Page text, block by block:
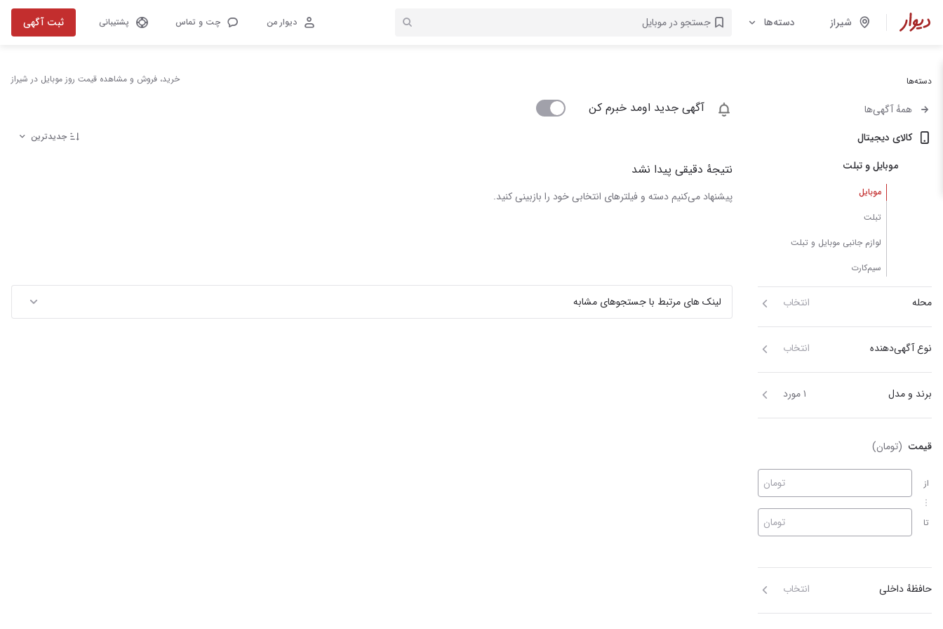
شیراز دسته‌ها دیوار من چت و تماس پشتیبانی ثبت آگهی
دسته‌ها
همهٔ آگهی‌ها
کالای دیجیتال
موبایل و تبلت
موبایل
تبلت
لوازم جانبی موبایل و تبلت
سیم‌کارت
محله انتخاب
نوع آگهی‌دهنده انتخاب
برند و مدل ۱ مورد
قیمت (تومان)
از
تا
تومان
تومان
حافظهٔ داخلی انتخاب
خرید، فروش و مشاهده قیمت روز موبایل در شیراز
آگهی جدید اومد خبرم کن
جدیدترین
نتیجهٔ دقیقی پیدا نشد
پیشنهاد می‌کنیم دسته و فیلترهای انتخابی خود را بازبینی کنید.
لینک های مرتبط با جستجوهای مشابه